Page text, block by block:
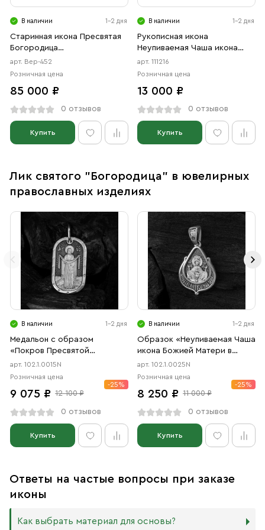
В наличии 1-2 дня
Старинная икона Пресвятая
Богородица
«Остробрамская» (серебро
с позолотой), ХIХ век
арт. Вер-452
Розничная цена
85 000 ₽
0 отзывов
Купить
В наличии 1-2 дня
Рукописная икона
Неупиваемая Чаша икона
Божией Матери, писаная
арт. 111216
Розничная цена
13 000 ₽
0 отзывов
Купить
Лик святого "Богородица" в ювелирных
православных изделиях
В наличии 1-2 дня
Медальон с образом
«Покров Пресвятой
Богородицы» чернение
арт. 102.1.0015N
Розничная цена
9 075 ₽ 12 100 ₽
-25%
0 отзывов
Купить
В наличии 1-2 дня
Образок «Неупиваемая Чаша
икона Божией Матери в
форме цаты» чернение
арт. 102.1.0025N
Розничная цена
8 250 ₽ 11 000 ₽
-25%
0 отзывов
Купить
Ответы на частые вопросы при заказе
иконы
Как выбрать материал для основы?